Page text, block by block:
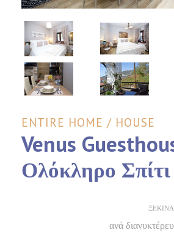
Venus
Ολόκληρο Σπίτι
ENTIRE HOME / HOUSE
ανά